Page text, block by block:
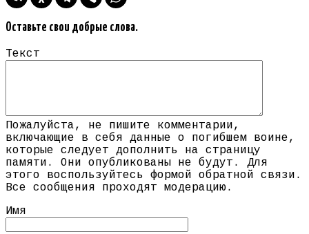
Оставьте свои добрые слова.
Текст
Пожалуйста, не пишите комментарии,
включающие в себя данные о погибшем воине,
которые следует дополнить на страницу
памяти. Они опубликованы не будут. Для
этого воспользуйтесь формой обратной связи.
Все сообщения проходят модерацию.
Имя